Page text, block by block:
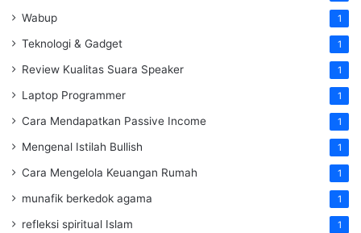
Wabup 1
Teknologi & Gadget 1
Review Kualitas Suara Speaker 1
Laptop Programmer 1
Cara Mendapatkan Passive Income 1
Mengenal Istilah Bullish 1
Cara Mengelola Keuangan Rumah 1
munafik berkedok agama 1
refleksi spiritual Islam 1